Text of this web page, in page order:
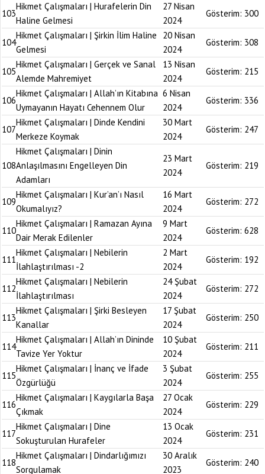
103
Hikmet Çalışmaları | Hurafelerin Din
Haline Gelmesi
27 Nisan
2024
Gösterim: 300
104
Hikmet Çalışmaları | Şirkin İlim Haline
Gelmesi
20 Nisan
2024
Gösterim: 308
105
Hikmet Çalışmaları | Gerçek ve Sanal
Alemde Mahremiyet
13 Nisan
2024
Gösterim: 215
106
Hikmet Çalışmaları | Allah’ın Kitabına
Uymayanın Hayatı Cehennem Olur
6 Nisan
2024
Gösterim: 336
107
Hikmet Çalışmaları | Dinde Kendini
Merkeze Koymak
30 Mart
2024
Gösterim: 247
108
Hikmet Çalışmaları | Dinin
Anlaşılmasını Engelleyen Din
Adamları
23 Mart
2024
Gösterim: 219
109
Hikmet Çalışmaları | Kur’an’ı Nasıl
Okumalıyız?
16 Mart
2024
Gösterim: 272
110
Hikmet Çalışmaları | Ramazan Ayına
Dair Merak Edilenler
9 Mart
2024
Gösterim: 628
111
Hikmet Çalışmaları | Nebilerin
İlahlaştırılması -2
2 Mart
2024
Gösterim: 192
112
Hikmet Çalışmaları | Nebilerin
İlahlaştırılması
24 Şubat
2024
Gösterim: 272
113
Hikmet Çalışmaları | Şirki Besleyen
Kanallar
17 Şubat
2024
Gösterim: 250
114
Hikmet Çalışmaları | Allah’ın Dininde
Tavize Yer Yoktur
10 Şubat
2024
Gösterim: 211
115
Hikmet Çalışmaları | İnanç ve İfade
Özgürlüğü
3 Şubat
2024
Gösterim: 255
116
Hikmet Çalışmaları | Kaygılarla Başa
Çıkmak
27 Ocak
2024
Gösterim: 229
117
Hikmet Çalışmaları | Dine
Sokuşturulan Hurafeler
13 Ocak
2024
Gösterim: 231
118
Hikmet Çalışmaları | Dindarlığımızı
Sorgulamak
30 Aralık
2023
Gösterim: 240